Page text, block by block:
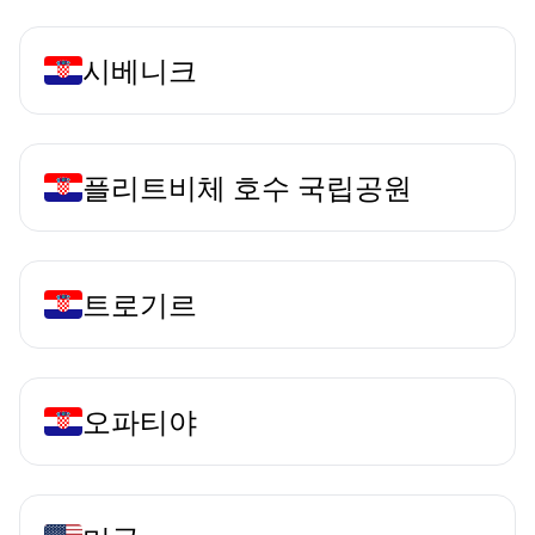
시베니크
플리트비체 호수 국립공원
트로기르
오파티야